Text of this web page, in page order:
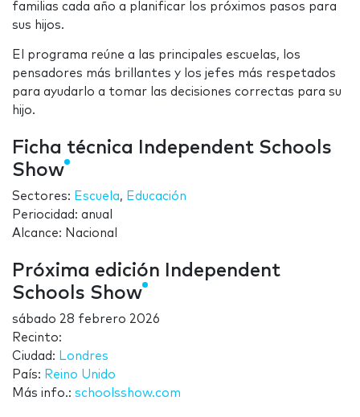
familias cada año a planificar los próximos pasos para
sus hijos.
El programa reúne a las principales escuelas, los
pensadores más brillantes y los jefes más respetados
para ayudarlo a tomar las decisiones correctas para su
hijo.
Ficha técnica Independent Schools
Show
Sectores: Escuela, Educación
Periocidad: anual
Alcance: Nacional
Próxima edición Independent
Schools Show
sábado 28 febrero 2026
Recinto:
Ciudad: Londres
País: Reino Unido
Más info.: schoolsshow.com